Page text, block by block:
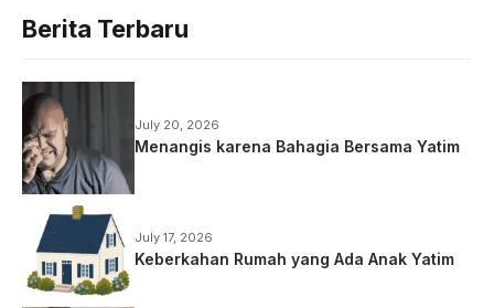
Berita Terbaru
July 20, 2026
Menangis karena Bahagia Bersama Yatim
July 17, 2026
Keberkahan Rumah yang Ada Anak Yatim